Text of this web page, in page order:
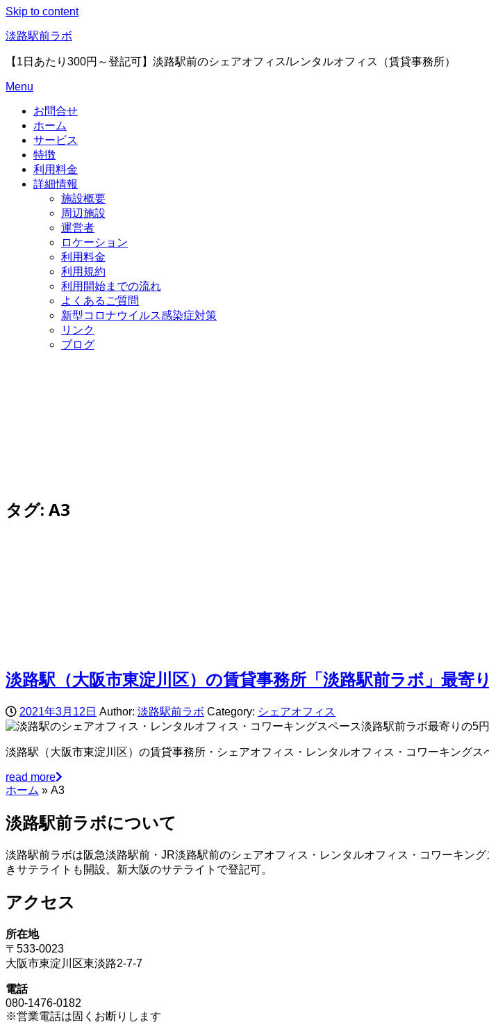
Skip to content
淡路駅前ラボ
【1日あたり300円～登記可】淡路駅前のシェアオフィス/レンタルオフィス（賃貸事務所）
Menu
お問合せ
ホーム
サービス
特徴
利用料金
詳細情報
施設概要
周辺施設
運営者
ロケーション
利用料金
利用規約
利用開始までの流れ
よくあるご質問
新型コロナウイルス感染症対策
リンク
ブログ
タグ: A3
淡路駅（大阪市東淀川区）の賃貸事務所「淡路駅前ラボ」最寄
2021年3月12日 Author: 淡路駅前ラボ Category: シェアオフィス
淡路駅（大阪市東淀川区）の賃貸事務所・シェアオフィス・レンタルオフィス・コワーキング
read more
ホーム » A3
淡路駅前ラボについて
淡路駅前ラボは阪急淡路駅前・JR淡路駅前のシェアオフィス・レンタルオフィス・コワーキン
きサテライトも開設。新大阪のサテライトで登記可。
アクセス
所在地
〒533-0023
大阪市東淀川区東淡路2-7-7
電話
080-1476-0182
※営業電話は固くお断りします